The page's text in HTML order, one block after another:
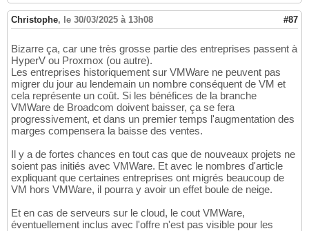
Christophe, le 30/03/2025 à 13h08 #87
Bizarre ça, car une très grosse partie des entreprises passent à
HyperV ou Proxmox (ou autre).
Les entreprises historiquement sur VMWare ne peuvent pas
migrer du jour au lendemain un nombre conséquent de VM et
cela représente un coût. Si les bénéfices de la branche
VMWare de Broadcom doivent baisser, ça se fera
progressivement, et dans un premier temps l'augmentation des
marges compensera la baisse des ventes.
Il y a de fortes chances en tout cas que de nouveaux projets ne
soient pas initiés avec VMWare. Et avec le nombres d'article
expliquant que certaines entreprises ont migrés beaucoup de
VM hors VMWare, il pourra y avoir un effet boule de neige.
Et en cas de serveurs sur le cloud, le cout VMWare,
éventuellement inclus avec l'offre n'est pas visible pour les